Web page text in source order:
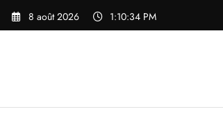
Aller
8 août 2026 1:10:35 PM